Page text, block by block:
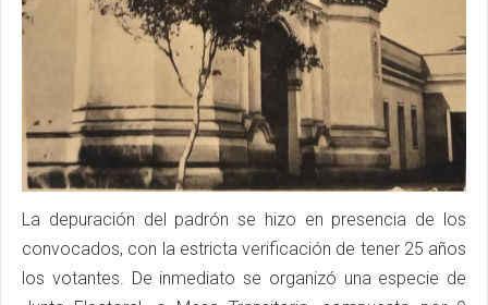
La depuración del padrón se hizo en presencia de los
convocados, con la estricta verificación de tener 25 años
los votantes. De inmediato se organizó una especie de